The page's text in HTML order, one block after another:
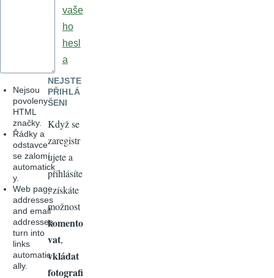
Nejsou
povoleny
HTML
značky.
Řádky a
odstavce
se zalomí
automatick
y.
Web page
addresses
and email
addresses
turn into
links
automatic
ally.
vaše
ho
hesl
a
NEJSTE
PŘIHLÁ
ŠENI
Když se
zaregistr
ujete a
přihlásíte
, získáte
možnost
komento
vat,
vkládat
fotografi